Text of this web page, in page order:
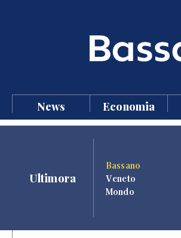
News Economia
Ultimora
Bassano
Veneto
Mondo